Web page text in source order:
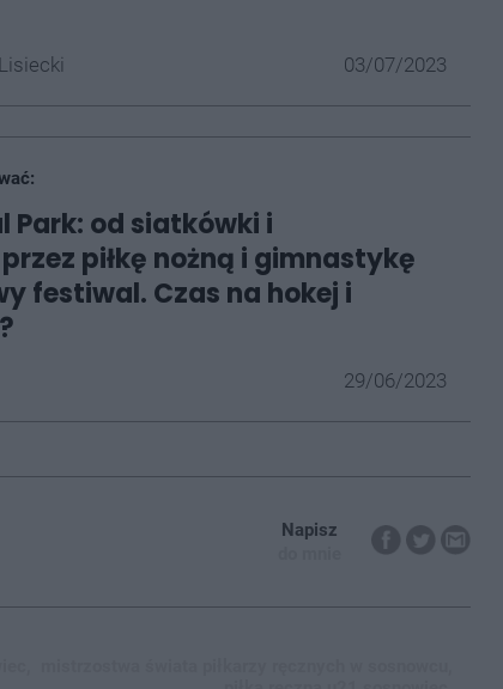
03/07/2023
Park: od siatkówki i
piłkę nożną i gimnastykę
festiwal. Czas na hokej i
29/06/2023
Napisz